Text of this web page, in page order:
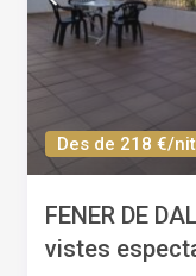
Des de 218 €/nit
FENER DE
vistes